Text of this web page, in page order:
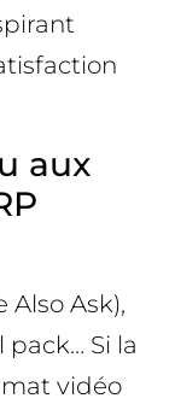
aux
Also Ask),
pack… Si la
vidéo